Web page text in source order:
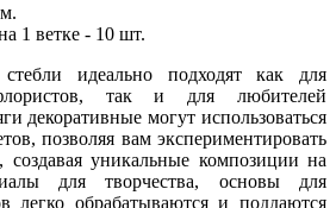
1 ветке - 10 шт.
идеально подходят как для
так и для любителей
декоративные могут использоваться
позволяя вам экспериментировать
уникальные композиции на
для творчества, основы для
легко обрабатываются и поддаются